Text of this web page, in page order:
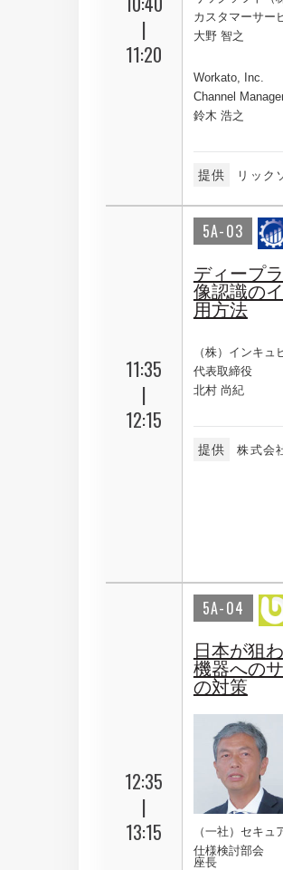
|
11:20
カスタマーサー
大野 智之
Workato, Inc.
Channel
鈴木 浩之
提供 リック
11:35
|
12:15
5A-03
ディープ
像認識の
用方法
（株）インキュ
代表取締役
北村 尚紀
提供 株式会
12:35
|
13:15
5A-04
日本が狙
機器への
の対策
（一社）セキ
仕様検討部会
座長